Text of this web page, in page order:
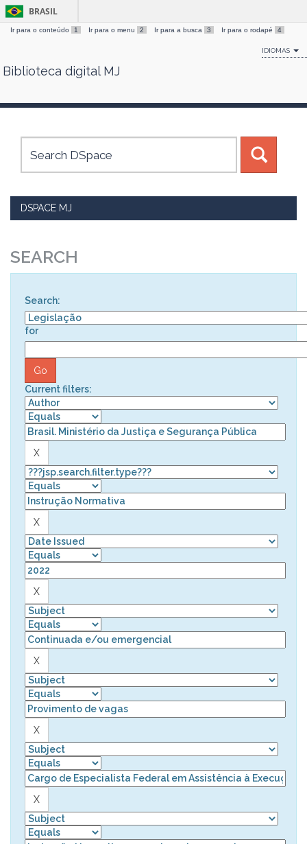
Skip
BRASIL
Ir para o conteúdo 1 Ir para o menu 2 Ir para a busca 3 Ir para o rodapé 4
IDIOMAS
Biblioteca digital MJ
DSPACE MJ
SEARCH
Search:
for
Current filters: